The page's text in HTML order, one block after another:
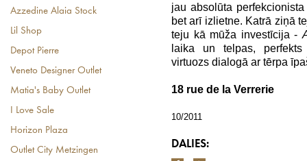
Azzedine Alaia Stock
Lil Shop
Depot Pierre
Veneto Designer Outlet
Matia's Baby Outlet
I Love Sale
Horizon Plaza
Outlet City Metzingen
jau absolūta
bet arī izlietne. Katrā ziņā
teju kā mūža investīcija -
laika un telpas,
virtuozs dialogā ar tērpa
18 rue de la Verrerie
10/2011
DALIES: